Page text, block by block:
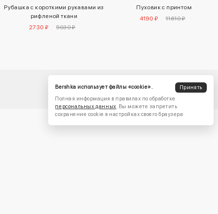
Рубашка с короткими рукавами из
рифленой ткани
2730 ₽
5030 ₽
Пуховик с принтом
4190 ₽
11610 ₽
Bershka использует файлы «cookie».
Принять
Полная информация в правилах по обработке
персональных данных. Вы можете запретить
сохранение cookie в настройках своего браузера